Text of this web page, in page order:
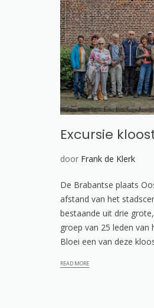
Excursie
door Frank de Klerk
De Brabantse plaats
afstand van het
bestaande uit drie
groep van 25 leden van
Bloei een van deze
READ MORE